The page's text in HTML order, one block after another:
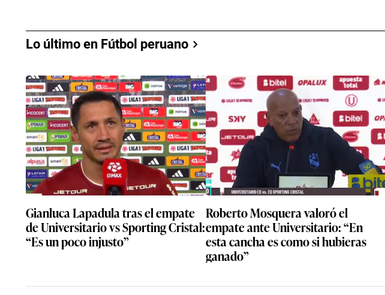
Lo último en Fútbol peruano
Gianluca Lapadula tras el empate
de Universitario vs Sporting Cristal:
“Es un poco injusto”
Roberto Mosquera valoró el
empate ante Universitario: “En
esta cancha es como si hubieras
ganado”